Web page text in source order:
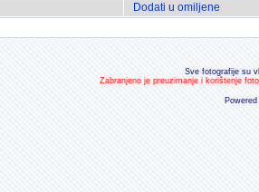
Dodati u omiljene
Sve fotografije su
Zabranjeno je preuzimanje i korištenje